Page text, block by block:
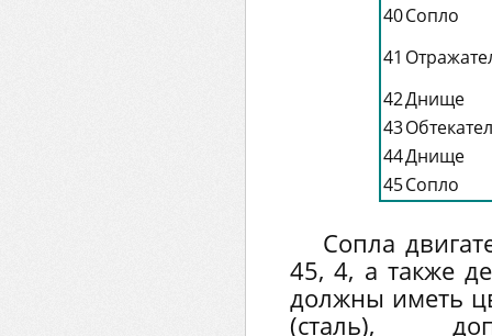
40Сопло
41
42Днище
43
44Днище
45Сопло
Сопла
45, 4, а также
должны иметь
(сталь),